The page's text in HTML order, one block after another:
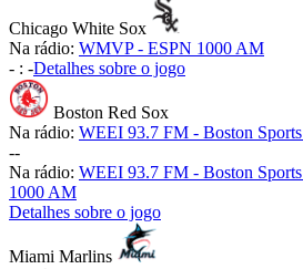
Chicago White Sox
Na rádio: WMVP - ESPN 1000 AM
- : -Detalhes sobre o jogo
Boston Red Sox
Na rádio: WEEI 93.7 FM - Boston
--
Na rádio: WEEI 93.7 FM - Boston
1000 AM
Detalhes sobre o jogo
Miami Marlins